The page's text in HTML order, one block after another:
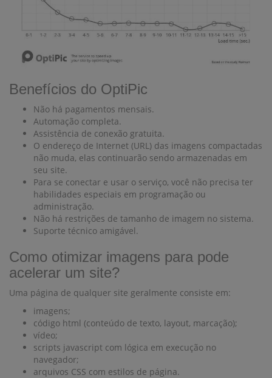
Benefícios do OptiPic
Não há pagamentos mensais.
Automação completa.
Assistência de conexão gratuita.
O endereço de Internet (URL) das imagens compactadas
não muda, elas continuarão sendo armazenadas em
seu site.
Para se conectar e usar o serviço, você não precisa ter
habilidades especiais em programação ou
administração.
Não há restrições de tamanho de imagem no sistema.
Suporte técnico amigável.
Como otimizar imagens para pode
acelerar um site?
Uma página de qualquer site geralmente consiste em:
imagens;
código html (conteúdo de texto, layout, marcação);
vídeo;
scripts javascript com lógica em execução no
navegador;
arquivos CSS com estilos de página.